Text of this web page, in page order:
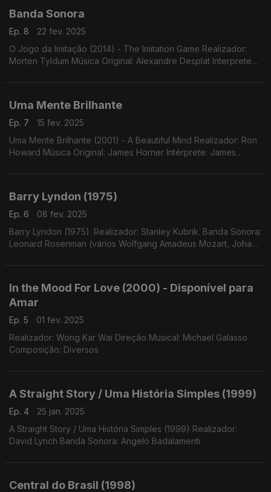
Banda Sonora
Ep. 8
22 fev. 2025
O Jogo da Imitação (2014) - The Imitation Game Realizador:
Morten Tyldum Música Original: Alexandre Desplat Interpretes:
Uma Mente Brilhante
Ep. 7
15 fev. 2025
Uma Mente Brilhante (2001) - A Beautiful Mind Realizador: Ron
Howard Música Original: James Horner Intérprete: James
Barry Lyndon (1975)
Ep. 6
08 fev. 2025
Barry Lyndon (1975). Realizador: Stanley Kubrik. Banda Sonora:
Leonard Rosenman (vários Wolfgang Amadeus Mozart, Johann
In the Mood For Love (2000) - Disponível para
Amar
Ep. 5
01 fev. 2025
Realizador: Wong Kar Wai Direção Musical: Michael Galasso
Composição: Diversos
A Straight Story / Uma História Simples (1999)
Ep. 4
25 jan. 2025
A Straight Story / Uma História Simples (1999) Realizador:
David Lynch Banda Sonora: Angelo Badalamenti
Central do Brasil (1998)